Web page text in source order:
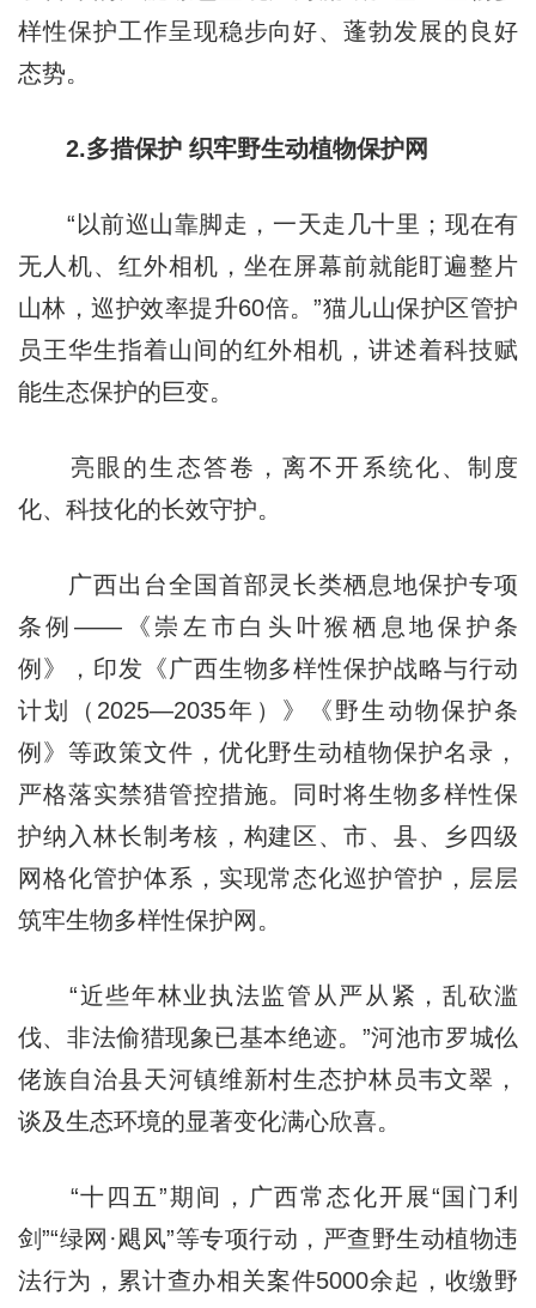
样性保护工作呈现稳步向好、蓬勃发展的良好
态势。
2.多措保护 织牢野生动植物保护网
“以前巡山靠脚走，一天走几十里；现在有
无人机、红外相机，坐在屏幕前就能盯遍整片
山林，巡护效率提升60倍。”猫儿山保护区管护
员王华生指着山间的红外相机，讲述着科技赋
能生态保护的巨变。
亮眼的生态答卷，离不开系统化、制度
化、科技化的长效守护。
广西出台全国首部灵长类栖息地保护专项
条例——《崇左市白头叶猴栖息地保护条
例》，印发《广西生物多样性保护战略与行动
计划（2025—2035年）》《野生动物保护条
例》等政策文件，优化野生动植物保护名录，
严格落实禁猎管控措施。同时将生物多样性保
护纳入林长制考核，构建区、市、县、乡四级
网格化管护体系，实现常态化巡护管护，层层
筑牢生物多样性保护网。
“近些年林业执法监管从严从紧，乱砍滥
伐、非法偷猎现象已基本绝迹。”河池市罗城仫
佬族自治县天河镇维新村生态护林员韦文翠，
谈及生态环境的显著变化满心欣喜。
“十四五”期间，广西常态化开展“国门利
剑”“绿网·飓风”等专项行动，严查野生动植物违
法行为，累计查办相关案件5000余起，收缴野